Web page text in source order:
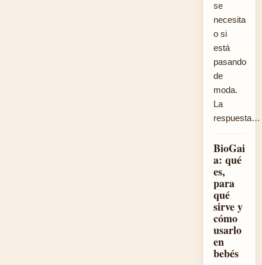
se
necesita
o si
está
pasando
de
moda.
La
respuesta…
BioGai
a: qué
es,
para
qué
sirve y
cómo
usarlo
en
bebés